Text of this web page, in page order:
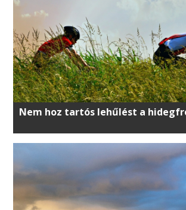
Nem hoz tartós lehűlést a